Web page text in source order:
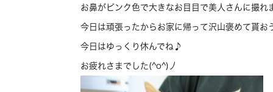
お鼻がピンク色で大きなお目目で美人さんに撮れ
今日は頑張ったからお家に帰って沢山褒めて貰お
今日はゆっくり休んでね♪
お疲れさまでした(^o^)丿